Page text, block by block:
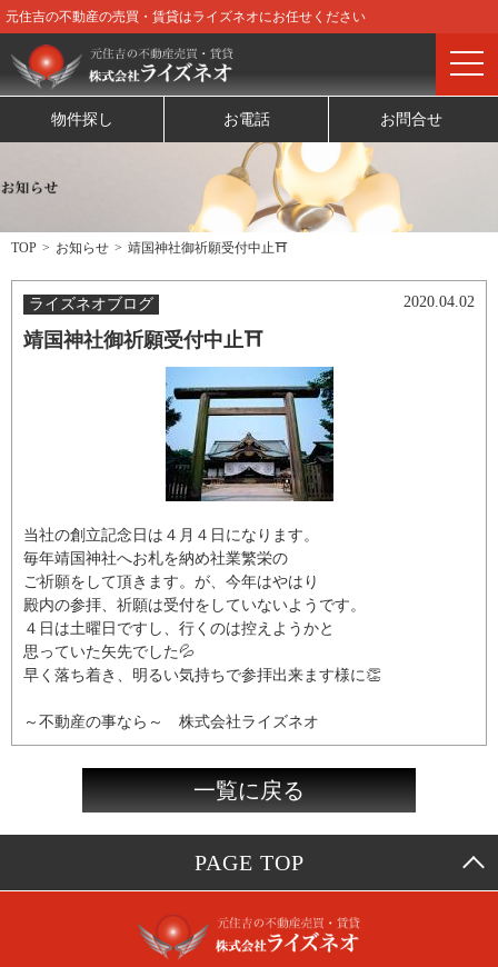
元住吉の不動産の売買・賃貸はライズネオにお任せください
物件探し お電話 お問合せ
TOP お知らせ 靖国神社御祈願受付中止⛩
2020.04.02
ライズネオブログ
靖国神社御祈願受付中止⛩
当社の創立記念日は４月４日になります。
毎年靖国神社へお札を納め社業繁栄の
ご祈願をして頂きます。が、今年はやはり
殿内の参拝、祈願は受付をしていないようです。
４日は土曜日ですし、行くのは控えようかと
思っていた矢先でした💦
早く落ち着き、明るい気持ちで参拝出来ます様に👏
～不動産の事なら～ 株式会社ライズネオ
一覧に戻る
PAGE TOP